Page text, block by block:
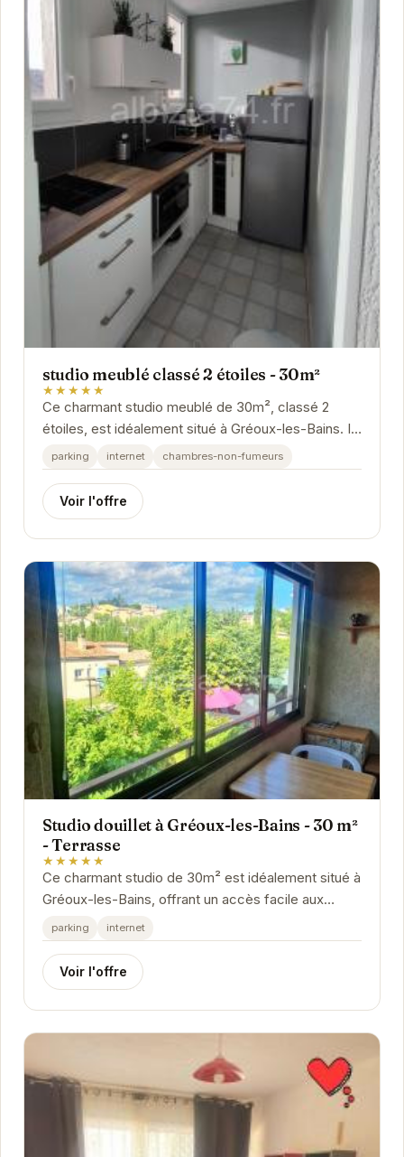
studio meublé classé 2 étoiles - 30m²
★★★★★
Ce charmant studio meublé de 30m², classé 2
étoiles, est idéalement situé à Gréoux-les-Bains. Il
offre un espace de vie confortable et...
parking internet chambres-non-fumeurs
Voir l'offre
Studio douillet à Gréoux-les-Bains - 30 m²
- Terrasse
★★★★★
Ce charmant studio de 30m² est idéalement situé à
Gréoux-les-Bains, offrant un accès facile aux
thermes et aux attractions locales. Avec sa...
parking internet
Voir l'offre